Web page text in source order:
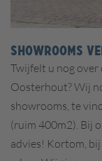
SHOWROOMS
Twijfelt u nog over
Oosterhout?Wij
showrooms, te
(ruim 400m2). Bij
advies! Kortom,